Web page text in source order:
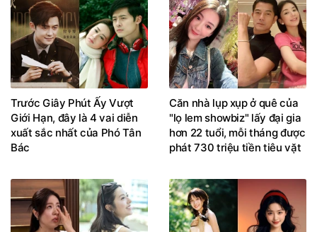
Trước Giây Phút Ấy Vượt
Giới Hạn, đây là 4 vai diễn
xuất sắc nhất của Phó Tân
Bác
Căn nhà lụp xụp ở quê của
"lọ lem showbiz" lấy đại gia
hơn 22 tuổi, mỗi tháng được
phát 730 triệu tiền tiêu vặt